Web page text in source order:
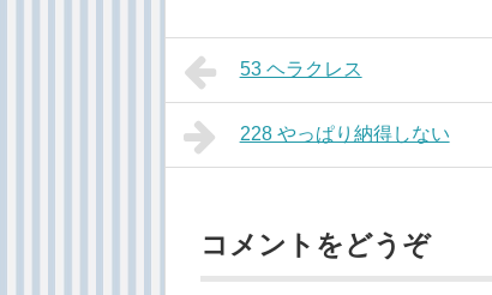
53 ヘラクレス
228 やっぱり納得しない
コメントをどうぞ